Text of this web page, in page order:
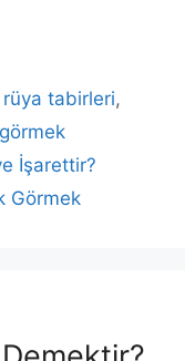
tabirleri,
İşarettir?
Görmek